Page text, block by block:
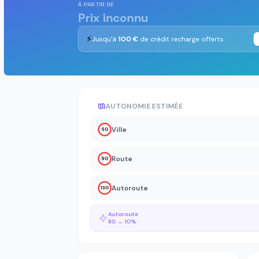
À PARTIR DE
Prix inconnu
⚡Jusqu'à 100 € de crédit recharge offerts
AUTONOMIE ESTIMÉE
50 Ville
90 Route
130 Autoroute
Autoroute
80 → 10%